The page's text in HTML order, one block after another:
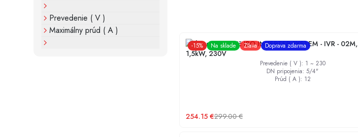
Prevedenie ( V )
Maximálny prúd ( A )
-15% Na sklade Zľava Doprava zdarma
Frekvenčný menič IBO INVERTER SYSTEM - IVR - 02M, 0,37kW až
1,5kW, 230V
Prevedenie ( V ): 1 ~ 230
DN pripojenia: 5/4"
Prúd ( A ): 12
254.15 €299.00€